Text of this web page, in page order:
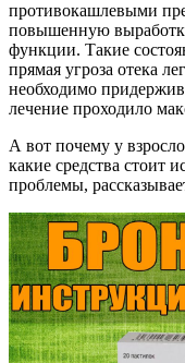
противокашлевыми
повышенную
функции. Такие
прямая угроза отека
необходимо
лечение проходило
А вот почему у
какие средства стоит
проблемы,